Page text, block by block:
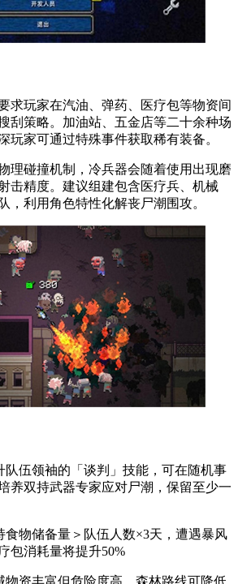
求玩家在汽油、弹药、医疗包等物资间
刮策略。加油站、五金店等二十余种场
玩家可通过特殊事件获取稀有装备。
理碰撞机制，冷兵器会随着使用出现磨
击精度。建议组建包含医疗兵、机械
，利用角色特性化解丧尸潮围攻。
队伍领袖的「谈判」技能，可在随机事
养双持武器专家应对尸潮，保留至少一
食物储备量＞队伍人数×3天，遭遇暴风
包消耗量将提升50%
物资丰富但危险度高，森林路线可降低